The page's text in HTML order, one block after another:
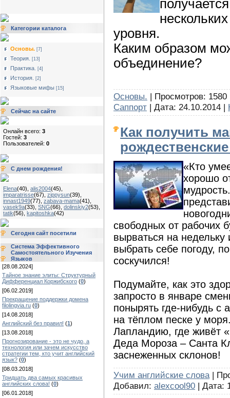
Категории каталога
Основы. [7]
Теория. [13]
Практика. [4]
История. [2]
Языковые мифы [15]
Сейчас на сайте
Онлайн всего: 3
Гостей: 3
Пользователей: 0
С днем рождения!
Elena(40) alis2004(45)
imparatrisse(67) zippysun(39)
innast1949(77) zabava-mama(41)
vasek9a(33) SNG(66) dolinskiy2(53)
tatik(56) kapitoshka(42)
Сегодня сайт посетили
Система Эффективного
Самостоятельного Изучения
Языков
[28.08.2024]
Тайное знание элиты: Структурный
Дифференциал Коржибского (0)
[06.02.2019]
Прекращение поддержки домена
filolingvia.ru (0)
[14.08.2018]
Английский без правил! (1)
[13.08.2018]
Прогнозирование - это не чудо, а
технология или зачем искусство
стратегии тем, кто учит английский
язык? (0)
[08.03.2018]
Тридцать два самых красивых
английских слова! (0)
[06.01.2018]
уровня.
Каким образом
объединение?
Основы. | Просмотров:
Саппорт | Дата: 24.10.2014 |
Как получить
«Кто
хорошо
свободных от рабочих
вырваться на недельку
выбрать себе погоду,
соскучился!
Подумайте, как это
запросто в январе
понырять где-нибудь с
на тёплом песке у
Лапландию, где живёт
Деда Мороза – Санта
заснеженных склонов!
Учим английские слова |
Добавил: alexcool90 | Дата: